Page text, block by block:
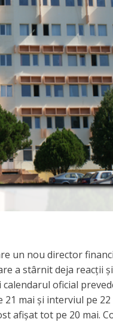
un nou director
a stârnit deja reacții
oficial
mai și interviul pe
afișat tot pe 20 mai.